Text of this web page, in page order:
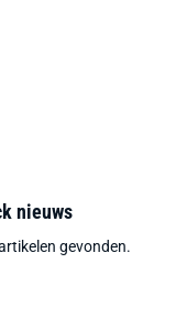
nieuws
gevonden.